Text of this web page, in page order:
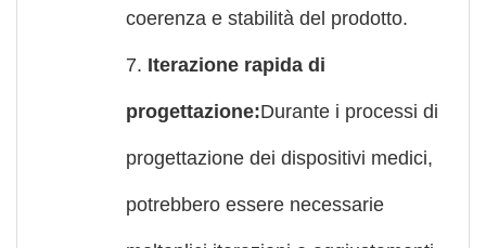
coerenza e stabilità del prodotto.
7. Iterazione rapida di
progettazione:Durante i processi di
progettazione dei dispositivi medici,
potrebbero essere necessarie